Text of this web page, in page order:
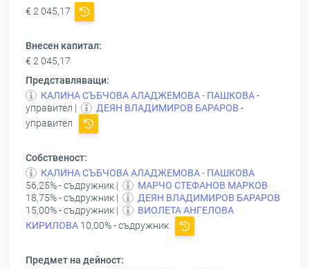
€ 2 045,17
Внесен капитал:
€ 2 045,17
Представляващи:
КАЛИНА СЪБЧОВА АЛАДЖЕМОВА - ПАШКОВА-
управител |
ДЕЯН ВЛАДИМИРОВ БАРАРОВ -
управител
Собственост:
КАЛИНА СЪБЧОВА АЛАДЖЕМОВА - ПАШКОВА
56,25% - съдружник |
МАРЧО СТЕФАНОВ МАРКОВ
18,75% - съдружник |
ДЕЯН ВЛАДИМИРОВ БАРАРОВ
15,00% - съдружник |
ВИОЛЕТА АНГЕЛОВА
КИРИЛОВА 10,00% - съдружник
Предмет на дейност: